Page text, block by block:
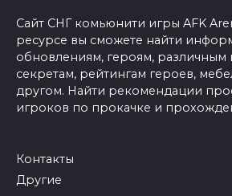
Сайт СНГ комьюнити игры AFK
ресурсе вы сможете найти
обновлениям, героям, различным
секретам, рейтингам героев,
другом. Найти рекомендации
игроков по прокачке и
Контакты
Другие